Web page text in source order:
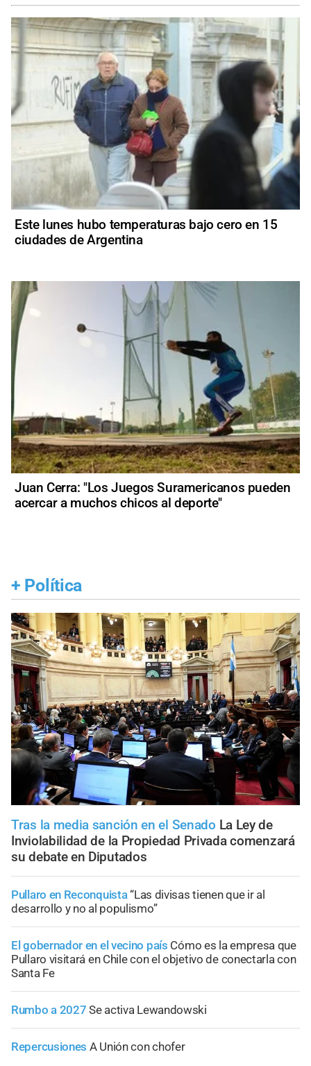
Este lunes hubo temperaturas bajo cero en 15
ciudades de Argentina
Juan Cerra: "Los Juegos Suramericanos pueden
acercar a muchos chicos al deporte"
+ Política
Tras la media sanción en el Senado La Ley de
Inviolabilidad de la Propiedad Privada comenzará
su debate en Diputados
Pullaro en Reconquista“Las divisas tienen que ir al
desarrollo y no al populismo”
El gobernador en el vecino país Cómo es la empresa que
Pullaro visitará en Chile con el objetivo de conectarla con
Santa Fe
Rumbo a 2027 Se activa Lewandowski
Repercusiones A Unión con chofer